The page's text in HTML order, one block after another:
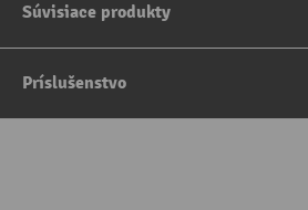
Súvisiace produkty
Príslušenstvo